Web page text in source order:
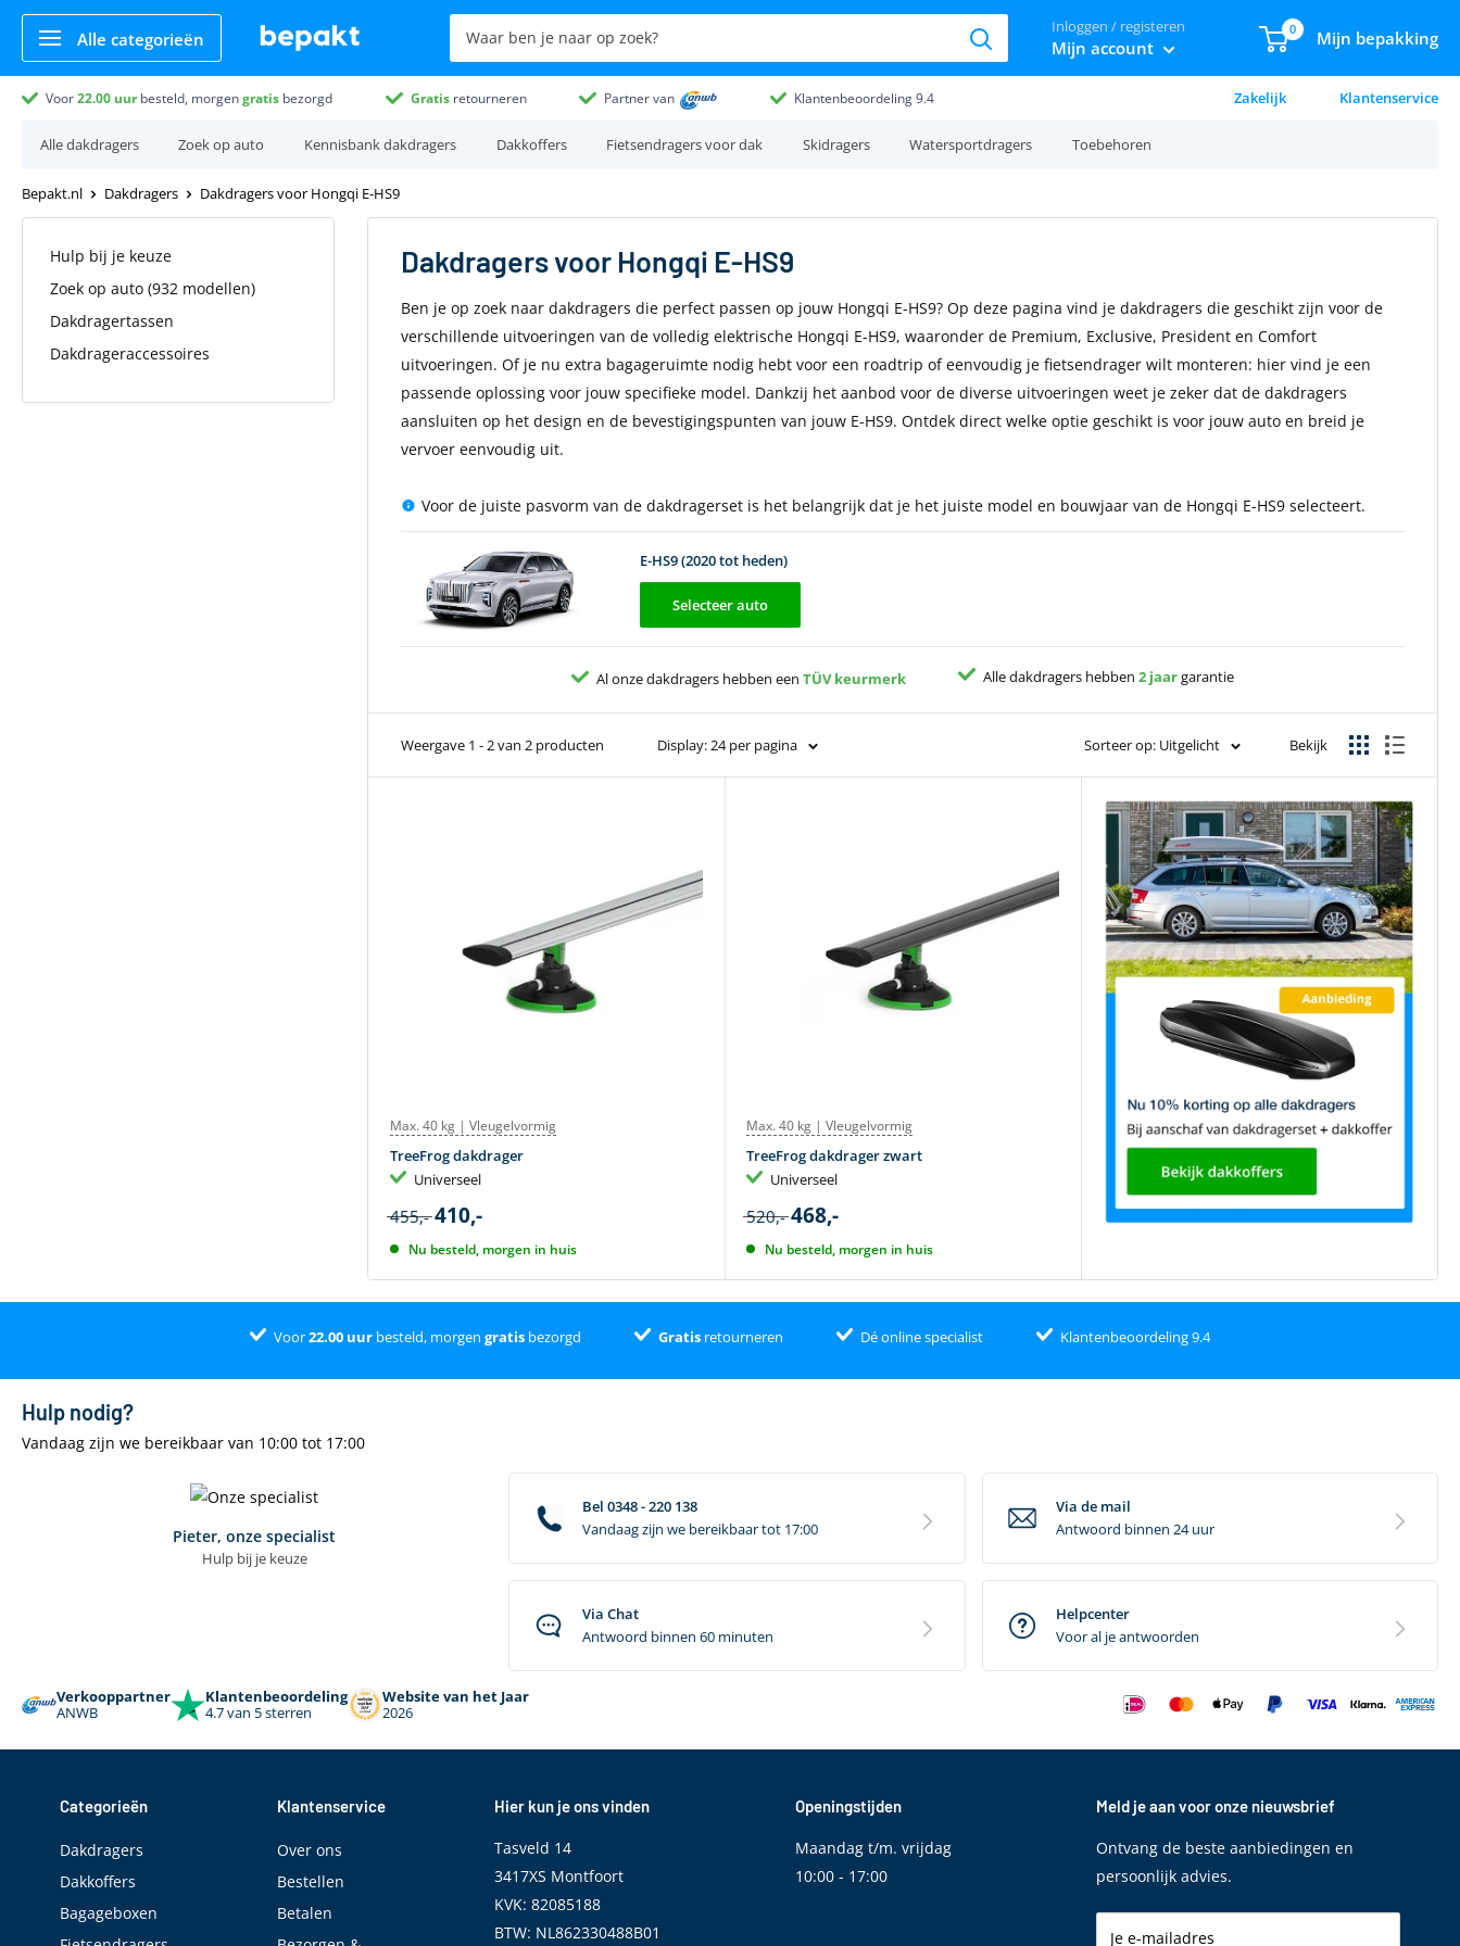
Alle categorieën
Inloggen / registeren
Mijn account
0 Mijn bepakking
Voor22.00 uurbesteld, morgengratis bezorgd Gratisretourneren Partner van Klantenbeoordeling 9.4 Zakelijk Klantenservice
Alle dakdragers Zoek op auto Kennisbank dakdragers Dakkoffers Fietsendragers voor dak Skidragers Watersportdragers Toebehoren
Bepakt.nl Dakdragers Dakdragers voor Hongqi E-HS9
Hulp bij je keuze
Zoek op auto (932 modellen)
Dakdragertassen
Dakdrageraccessoires
Dakdragersvoor Hongqi E-HS9
Ben je op zoek naar dakdragers die perfect passen op jouw Hongqi E-HS9? Op deze pagina vind je dakdragers die geschikt zijn voor de
verschillende uitvoeringen van de volledig elektrische Hongqi E-HS9, waaronder de Premium, Exclusive, President en Comfort
uitvoeringen. Of je nu extra bagageruimte nodig hebt voor een roadtrip of eenvoudig je fietsendrager wilt monteren: hier vind je een
passende oplossing voor jouw specifieke model. Dankzij het aanbod voor de diverse uitvoeringen weet je zeker dat de dakdragers
aansluiten op het design en de bevestigingspunten van jouw E-HS9. Ontdek direct welke optie geschikt is voor jouw auto en breid je
vervoer eenvoudig uit.
Voor de juiste pasvorm van de dakdragerset is het belangrijk dat je het juiste model en bouwjaar van de Hongqi E-HS9 selecteert.
E-HS9 (2020 tot heden)
Selecteer auto
Al onze dakdragers hebben een TÜV keurmerk Alle dakdragers hebben 2 jaargarantie
Weergave 1 - 2 van 2 producten Display: 24 per pagina Sorteer op: Uitgelicht Bekijk
Max. 40 kg | Vleugelvormig
TreeFrog dakdrager
Universeel
455,- 410,-
Nu besteld, morgen in huis
Max. 40 kg | Vleugelvormig
TreeFrog dakdrager zwart
Universeel
520,- 468,-
Nu besteld, morgen in huis
Voor22.00uurbesteld, morgen gratisbezorgd Gratis retourneren Dé online specialist Klantenbeoordeling 9.4
Hulp nodig?
Vandaag zijn we bereikbaar van 10:00 tot 17:00
Pieter, onze specialist
Hulp bij je keuze
Bel 0348 - 220 138
Vandaag zijn we bereikbaar tot 17:00
Via de mail
Antwoord binnen 24 uur
Via Chat
Antwoord binnen 60 minuten
Helpcenter
Voor al je antwoorden
Verkooppartner
ANWB
Klantenbeoordeling
4.7 van 5 sterren
Website van het Jaar
2026
Categorieën
Dakdragers
Dakkoffers
Bagageboxen
Klantenservice
Over ons
Bestellen
Betalen
Hier kun je ons vinden
Tasveld 14
3417XS Montfoort
KVK: 82085188
BTW: NL862330488B01
Openingstijden
Maandag t/m. vrijdag
10:00 - 17:00
Meld je aan voor onze nieuwsbrief
Ontvang de beste aanbiedingen en
persoonlijk advies.
Je e-mailadres